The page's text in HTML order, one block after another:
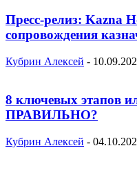
Пресс-релиз: Kazna
сопровождения
Кубрин Алексей -
8 ключевых
ПРАВИЛЬНО?
Кубрин Алексей -